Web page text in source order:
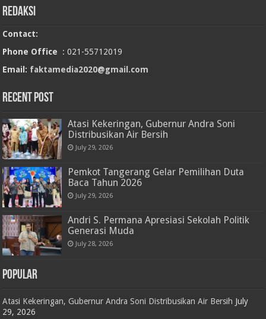
Redaksi
Contact:
Phone Office : 021-55712019
Email: faktamedia2020@gmail.com
RECENT POST
Atasi Kekeringan, Gubernur Andra Soni
Distribusikan Air Bersih
July 29, 2026
Pemkot Tangerang Gelar Pemilihan Duta
Baca Tahun 2026
July 29, 2026
Andri S. Permana Apresiasi Sekolah Politik
Generasi Muda
July 28, 2026
POPULAR
Atasi Kekeringan, Gubernur Andra Soni Distribusikan Air Bersih July
29, 2026